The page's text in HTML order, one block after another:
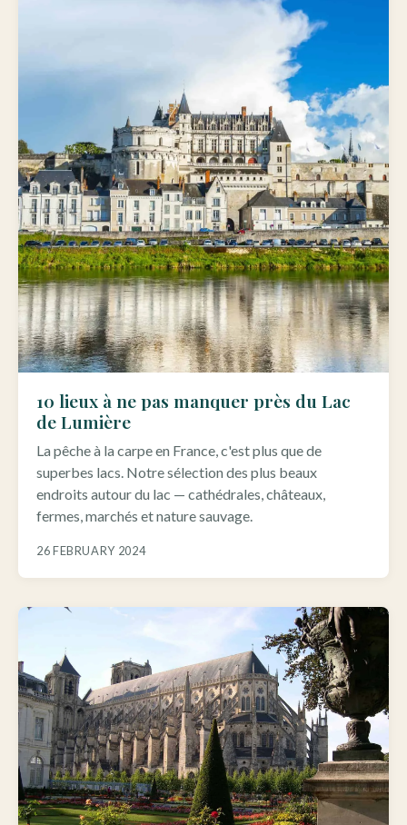
10 lieux à ne pas manquer près du Lac
de Lumière
La pêche à la carpe en France, c'est plus que de
superbes lacs. Notre sélection des plus beaux
endroits autour du lac — cathédrales, châteaux,
fermes, marchés et nature sauvage.
26 FEBRUARY 2024